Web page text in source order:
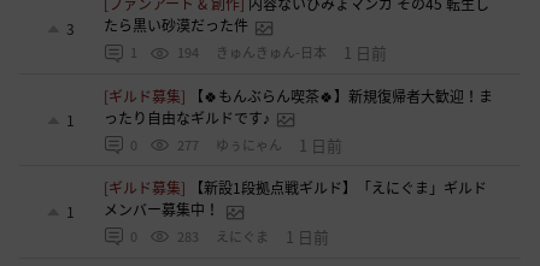
3
たら黒い砂漠だった件
1 194 きゅんきゅん-日本 1 日前
1
[ギルド募集]
【🍀もんぶらん喫茶🍀】新規復帰者大歓迎！ま
ったり自由なギルドです♪
0 277 ゆぅにゃん 1 日前
1
[ギルド募集]
【新設1段拠点戦ギルド】「えにぐま」ギルド
メンバー募集中！
0 283 えにぐま 1 日前